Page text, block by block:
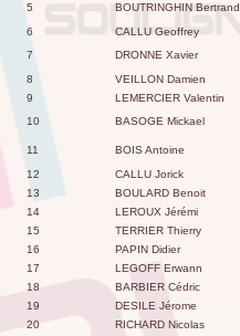
5
BOUTRINGHIN Bertrand
6
CALLU Geoffrey
7
DRONNE Xavier
8
VEILLON Damien
9
LEMERCIER Valentin
10
BASOGE Mickael
11 BOIS Antoine
12
CALLU Jorick
13
BOULARD Benoit
14
LEROUX Jérémi
15
TERRIER Thierry
16
PAPIN Didier
17
LEGOFF Erwann
18
BARBIER Cédric
19
DESILE Jérome
20
RICHARD Nicolas